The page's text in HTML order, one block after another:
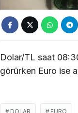
Dolar/TL saat
görürken Euro ise
DOLAR EURO